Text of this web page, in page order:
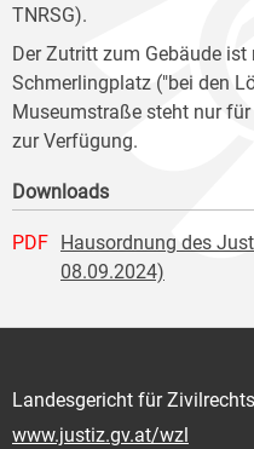
TNRSG).
Der Zutritt zum Gebäude
Schmerlingplatz ("bei den
Museumstraße steht nur
zur Verfügung.
Downloads
PDF
Hausordnung des
08.09.2024)
Landesgericht für
www.justiz.gv.at/wzl